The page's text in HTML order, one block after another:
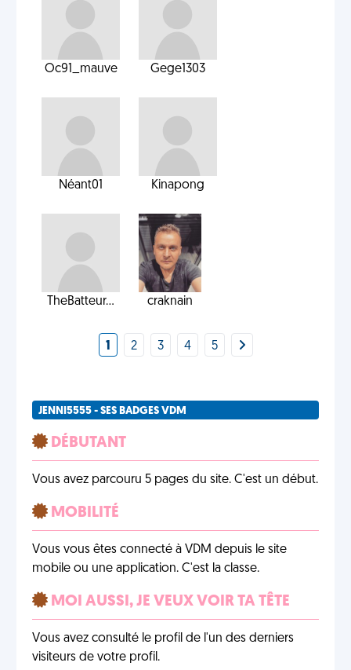
Oc91_mauve Gege1303
Néant01 Kinapong
TheBatteur... craknain
1 2 3 4 5
JENNI5555 - SES BADGES VDM
DÉBUTANT
Vous avez parcouru 5 pages du site. C'est un début.
MOBILITÉ
Vous vous êtes connecté à VDM depuis le site
mobile ou une application. C'est la classe.
MOI AUSSI, JE VEUX VOIR TA TÊTE
Vous avez consulté le profil de l'un des derniers
visiteurs de votre profil.